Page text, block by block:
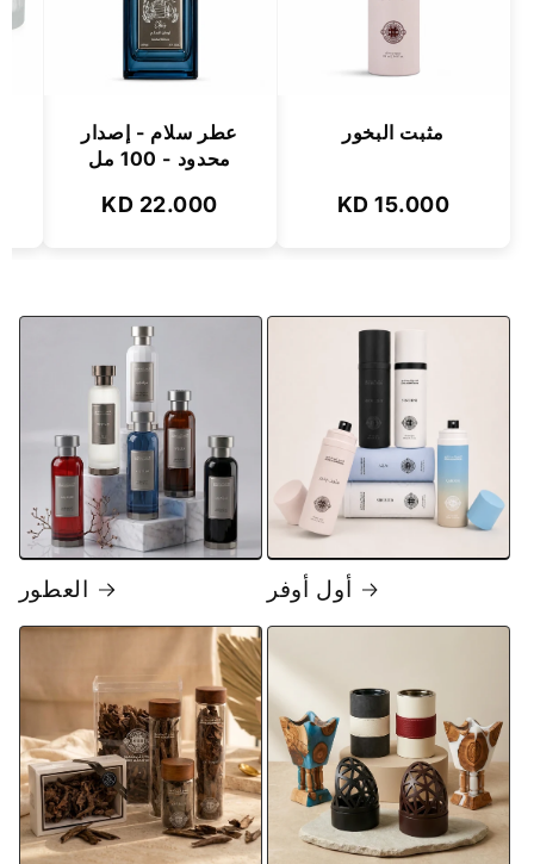
مثبت البخور
15.000 KD
عطر سلام - إصدار
محدود - 100 مل
22.000 KD
العطور أول أوفر